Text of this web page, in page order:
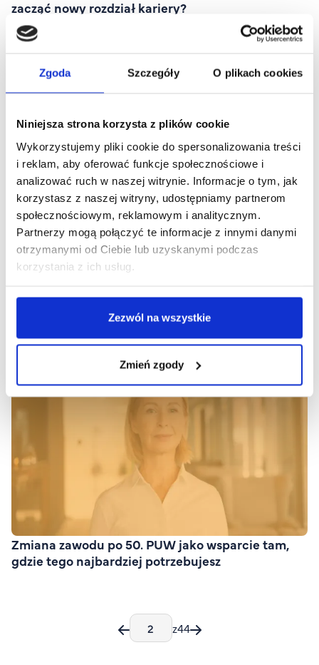
Zgoda Szczegóły O plikach cookies
Niniejsza strona korzysta z plików cookie
Wykorzystujemy pliki cookie do spersonalizowania treści
i reklam, aby oferować funkcje społecznościowe i
analizować ruch w naszej witrynie. Informacje o tym, jak
korzystasz z naszej witryny, udostępniamy partnerom
społecznościowym, reklamowym i analitycznym.
Partnerzy mogą połączyć te informacje z innymi danymi
otrzymanymi od Ciebie lub uzyskanymi podczas
korzystania z ich usług.
Zezwól na wszystkie
Zmień zgody
zacząć nowy rozdział kariery?
Zmiana zawodu po 30. PUW pomoże Ci w
Zmiana zawodu po 50. PUW jako wsparcie tam,
gdzie tego najbardziej potrzebujesz
z44